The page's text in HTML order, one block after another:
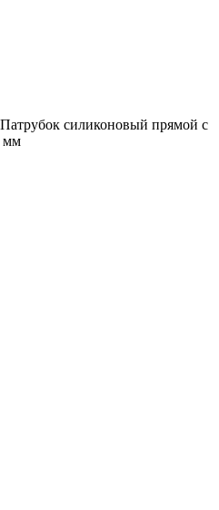
Патрубок силиконовый прямой с
мм